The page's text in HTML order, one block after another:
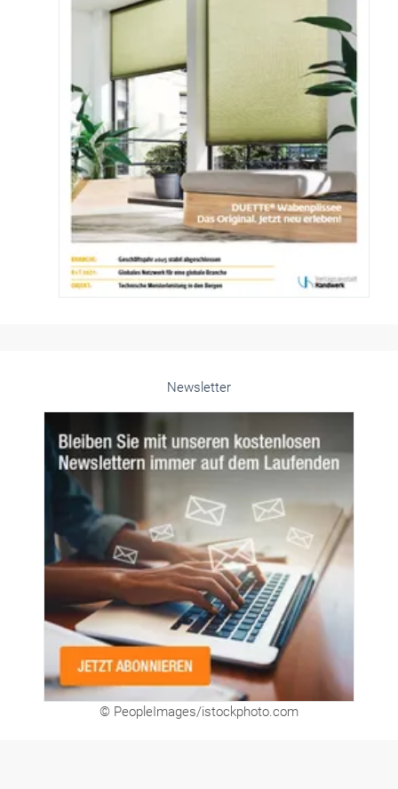
Newsletter
© PeopleImages/istockphoto.com